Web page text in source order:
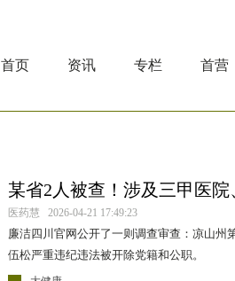
首页 资讯 专栏 首营
某省2人被查！涉及三甲医院
医药慧 2026-04-21 17:49:23
廉洁四川官网公开了一则调查审查：凉山州
伍松严重违纪违法被开除党籍和公职。